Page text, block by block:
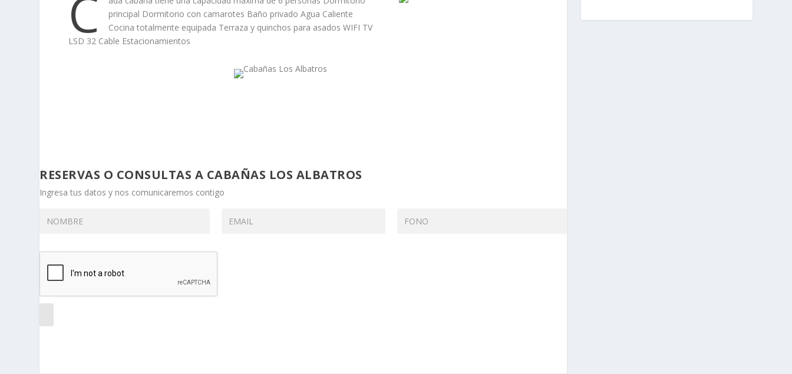
principal Dormitorio con camarotes Baño privado Agua Caliente
Cocina totalmente equipada Terraza y quinchos para asados WIFI TV
LSD 32 Cable Estacionamientos
RESERVAS O CONSULTAS A CABAÑAS LOS ALBATROS
Ingresa tus datos y nos comunicaremos contigo